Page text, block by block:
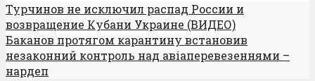
Турчинов не исключил распад России и
возвращение Кубани Украине (ВИДЕО)
Баканов протягом карантину встановив
незаконний контроль над авіаперевезеннями –
нардеп